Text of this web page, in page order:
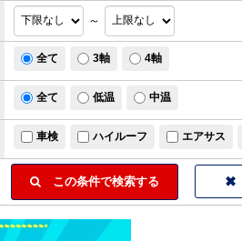
この条件で検索する
～
全て 3軸 4軸
全て 低温 中温
車検 ハイルーフ エアサス